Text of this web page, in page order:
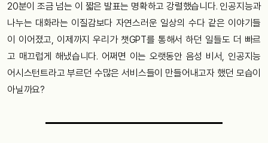
20분이 조금 넘는 이 짧은 발표는 명확하고 강렬했습니다. 인공지능과
나누는 대화라는 이질감보다 자연스러운 일상의 수다 같은 이야기들
이 이어졌고, 이제까지 우리가 챗GPT를 통해서 하던 일들도 더 빠르
고 매끄럽게 해냈습니다. 어쩌면 이는 오랫동안 음성 비서, 인공지능
어시스턴트라고 부르던 수많은 서비스들이 만들어내고자 했던 모습이
아닐까요?